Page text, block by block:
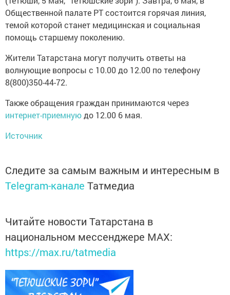
Общественной палате РТ состоится горячая линия,
темой которой станет медицинская и социальная
помощь старшему поколению.
Жители Татарстана могут получить ответы на
волнующие вопросы с 10.00 до 12.00 по телефону
8(800)350-44-72.
Также обращения граждан принимаются через
интернет-приемнуюдо 12.00 6 мая.
Источник
Следите за самым важным и интересным в
Telegram-канале Татмедиа
Читайте новости Татарстана в
национальном мессенджере MАХ:
https://max.ru/tatmedia